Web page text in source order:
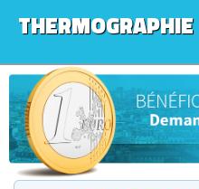
THERMOGRAPHIE